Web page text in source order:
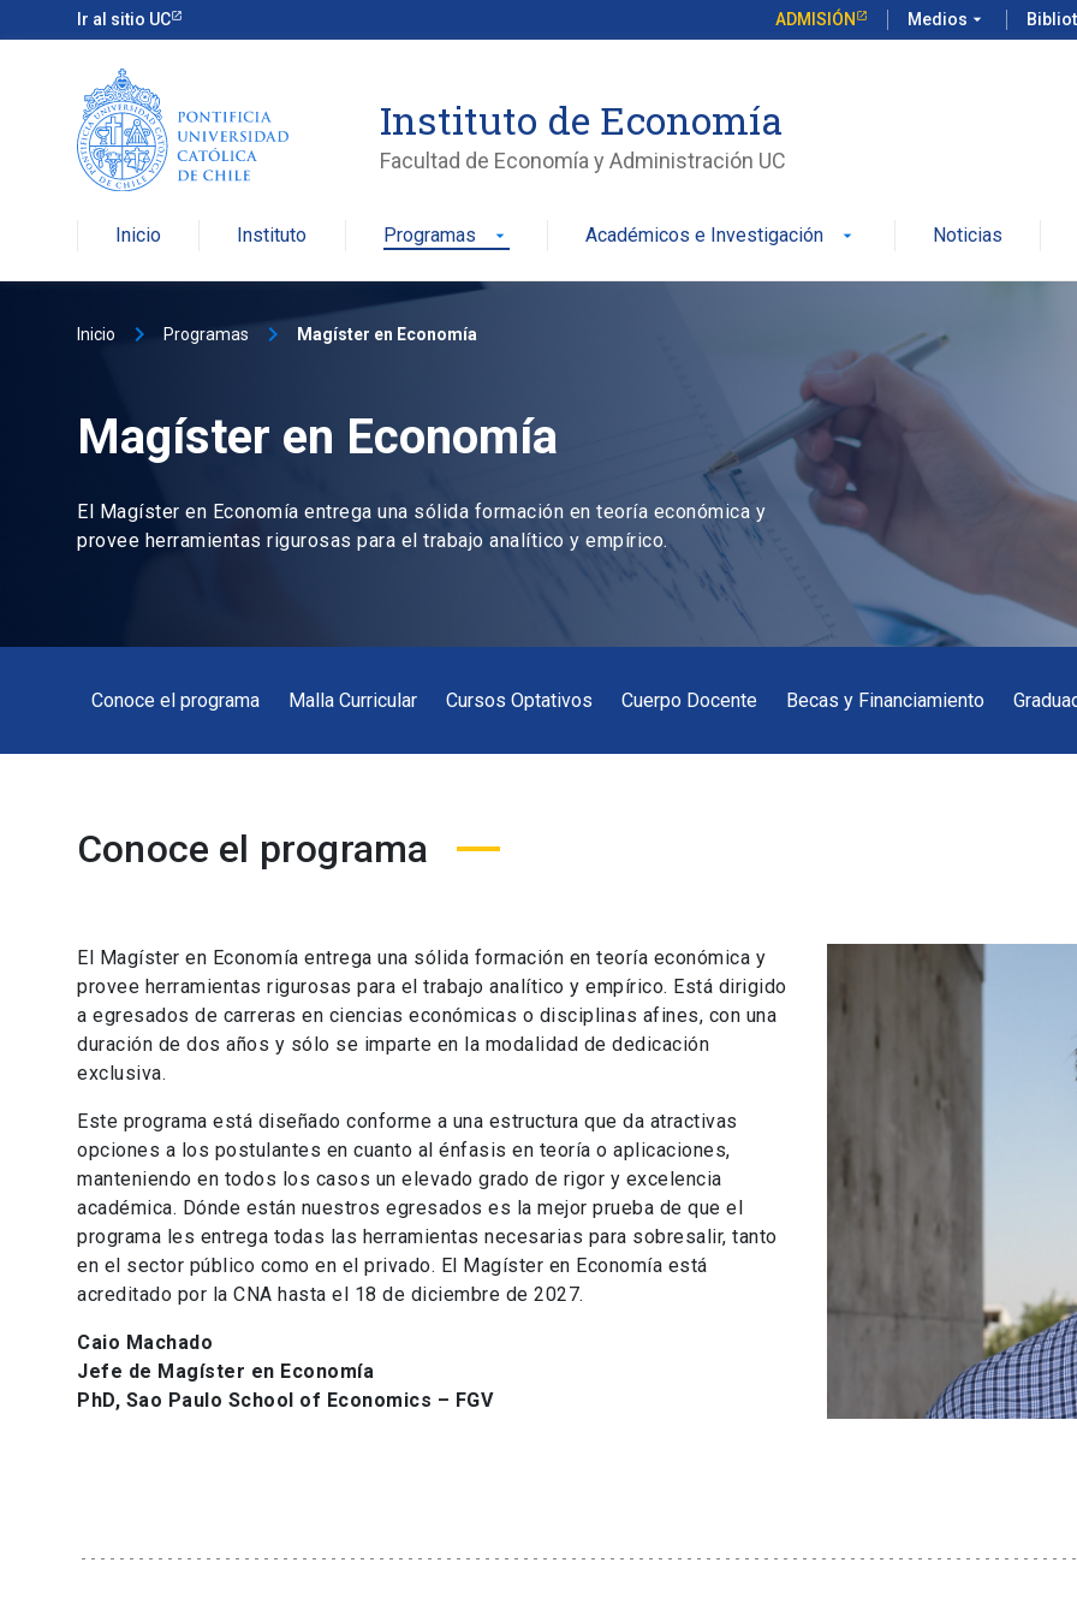
Ir al sitio UC ADMISIÓN Medios arrow_drop_down
Instituto de Economía
Facultad de Economía y Administración UC
Inicio Instituto Programas arrow_drop_down Académicos e Investigación arrow_drop_down Noticias
Inicio keyboard_arrow_right Programas keyboard_arrow_right Magíster en Economía
Magíster en Economía
El Magíster en Economía entrega una sólida formación en teoría económica y
provee herramientas rigurosas para el trabajo analítico y empírico.
Conoce el programa Malla Curricular Cursos Optativos Cuerpo Docente Becas y Financiamiento
Conoce el programa
El Magíster en Economía entrega una sólida formación en teoría económica y
provee herramientas rigurosas para el trabajo analítico y empírico. Está dirigido
a egresados de carreras en ciencias económicas o disciplinas afines, con una
duración de dos años y sólo se imparte en la modalidad de dedicación
exclusiva.
Este programa está diseñado conforme a una estructura que da atractivas
opciones a los postulantes en cuanto al énfasis en teoría o aplicaciones,
manteniendo en todos los casos un elevado grado de rigor y excelencia
académica. Dónde están nuestros egresados es la mejor prueba de que el
programa les entrega todas las herramientas necesarias para sobresalir, tanto
en el sector público como en el privado. El Magíster en Economía está
acreditado por la CNA hasta el 18 de diciembre de 2027.
Caio Machado
Jefe de Magíster en Economía
PhD, Sao Paulo School of Economics – FGV